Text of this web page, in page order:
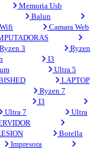
Memoria Usb
Balun
Camara Web
Ryzen 3
Ryzen
I3
Ultra 5
LAPTOP
Ryzen 7
I3
Ultra 7
Ultra
Botella
Impresora